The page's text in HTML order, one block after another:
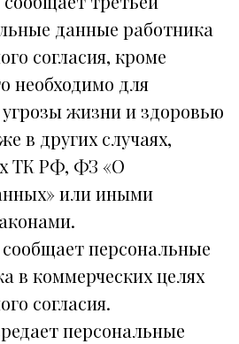
данные работника
согласия, кроме
необходимо для
жизни и здоровью
в других случаях,
ТК РФ, ФЗ «О
или иными
сообщает персональные
в коммерческих целях
согласия.
персональные